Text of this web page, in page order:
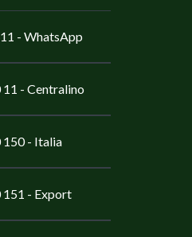
- WhatsApp
- Centralino
150- Italia
- Export